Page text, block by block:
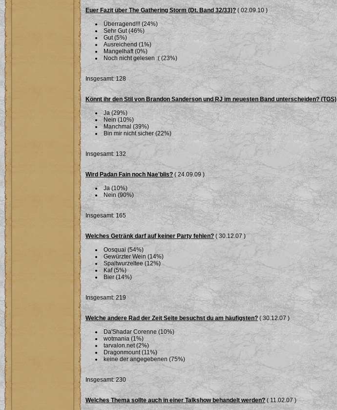
Euer Fazit über The Gathering Storm (Dt. Band 32/33)? ( 02.09.10 )
Überragend!!! (24%)
Sehr Gut (46%)
Gut (5%)
Ausreichend (1%)
Mangelhaft (0%)
Noch nicht gelesen :( (23%)
Insgesamt: 128
Könnt ihr den Stil von Brandon Sanderson und RJ im neuesten Band unterscheiden? (TGS)
Ja (29%)
Nein (10%)
Manchmal (39%)
Bin mir nicht sicher (22%)
Insgesamt: 132
Wird Padan Fain noch Nae'blis? ( 24.09.09 )
Ja (10%)
Nein (90%)
Insgesamt: 165
Welches Getränk darf auf keiner Party fehlen? ( 30.12.07 )
Oosquai (54%)
Gewürzter Wein (14%)
Spaltwurzeltee (12%)
Kaf (5%)
Bier (14%)
Insgesamt: 219
Welche andere Rad der Zeit Seite besuchst du am häufigsten?( 30.12.07 )
Da'Shadar Corenne (10%)
wotmania (1%)
tarvalon.net (2%)
Dragonmount (11%)
keine der angegebenen (75%)
Insgesamt: 230
Welches Thema sollte auch in einer Talkshow behandelt werden? ( 11.02.07 )